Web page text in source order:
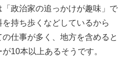
政治家の追っかけが趣味」で
持ち歩くなどしているから
仕事が多く、地方を含めると
10本以上あるそうです。